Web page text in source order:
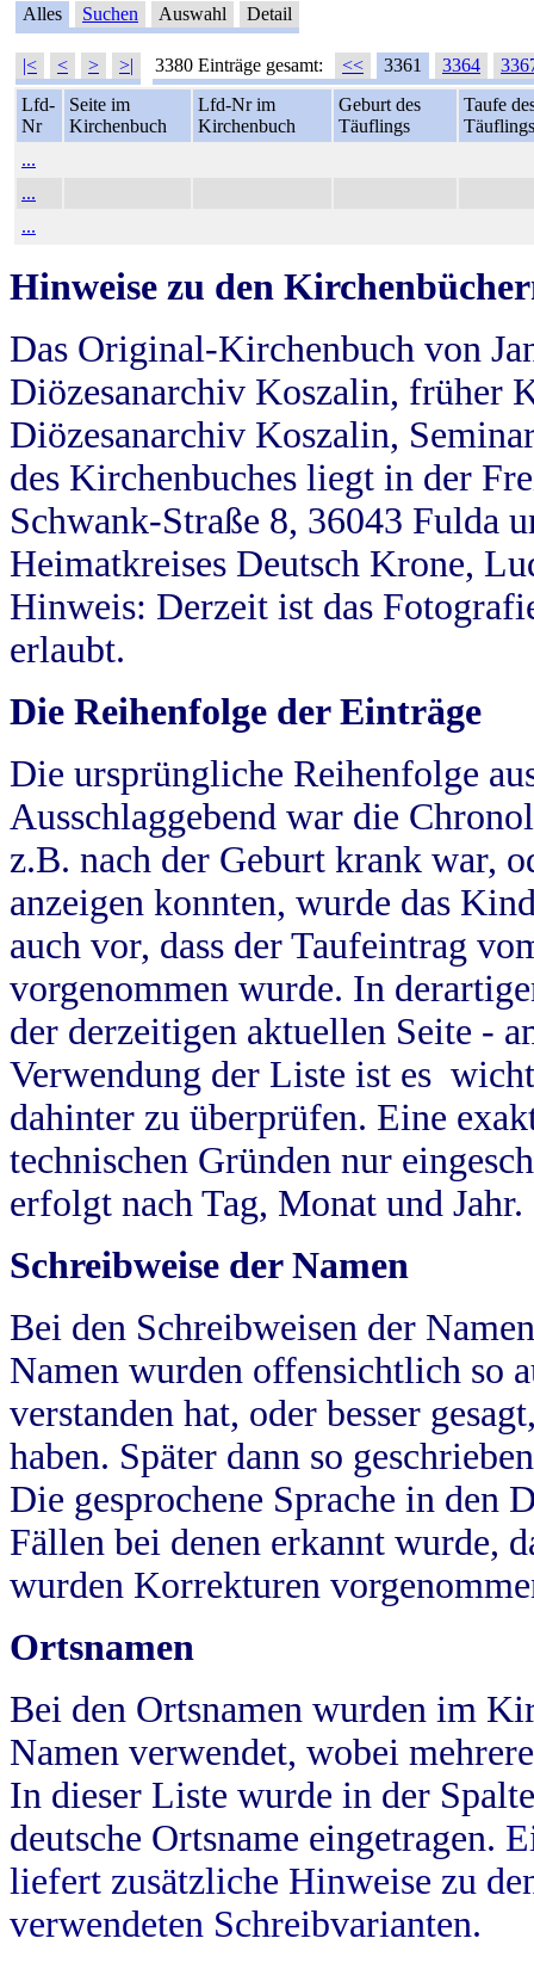
Alles Suchen Auswahl Detail
|< < > >| 3380 Einträge gesamt: << 3361 3364
Lfd-
Nr
Seite im
Kirchenbuch
Lfd-Nr im
Kirchenbuch
Geburt des
Täuflings
Taufe
Täuflings
...
...
...
Hinweise zu den
Das Original-Kirchenbuch von
Diözesanarchiv Koszalin, früher
Diözesanarchiv Koszalin,
des Kirchenbuches liegt in der
Schwank-Straße 8, 36043 Fulda
Heimatkreises Deutsch Krone,
Hinweis: Derzeit ist das
erlaubt.
Die Reihenfolge der Einträge
Die ursprüngliche Reihenfolge
Ausschlaggebend war die
z.B. nach der Geburt krank war,
anzeigen konnten, wurde das
auch vor, dass der Taufeintrag
vorgenommen wurde. In
der derzeitigen aktuellen Seite -
Verwendung der Liste ist es
dahinter zu überprüfen. Eine
technischen Gründen nur
erfolgt nach Tag, Monat und Jahr.
Schreibweise der Namen
Bei den Schreibweisen der
Namen wurden offensichtlich so
verstanden hat, oder besser
haben. Später dann so
Die gesprochene Sprache in
Fällen bei denen erkannt wurde,
wurden Korrekturen
Ortsnamen
Bei den Ortsnamen wurden im
Namen verwendet, wobei
In dieser Liste wurde in der
deutsche Ortsname eingetragen.
liefert zusätzliche Hinweise zu
verwendeten Schreibvarianten.